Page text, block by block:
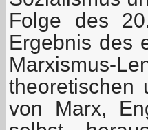
Folge des
Ergebnis des
Marxismus-
theoretischen
von Marx,